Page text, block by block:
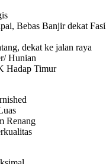
Bebas Banjir dekat
dekat ke jalan raya
Hunian
Hadap Timur
Renang